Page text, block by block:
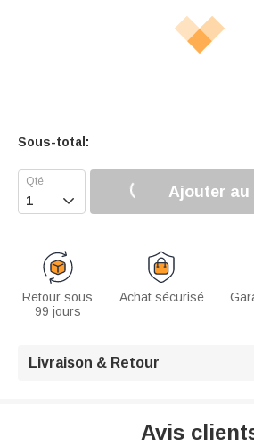
Sous-total:
 Ajouter au
Retour sous
99 jours
Achat sécurisé
Livraison & Retour
Avis